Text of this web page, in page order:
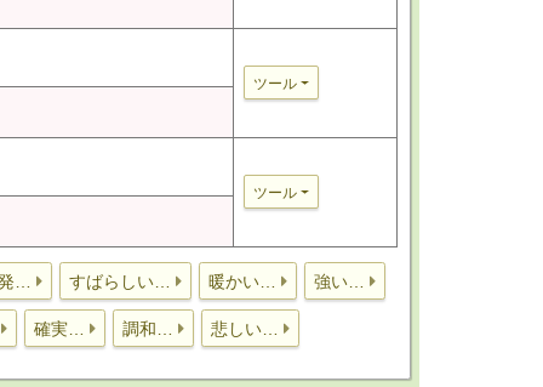
ツール
ツール
… すばらしい… 暖かい… 強い…
確実… 調和… 悲しい…